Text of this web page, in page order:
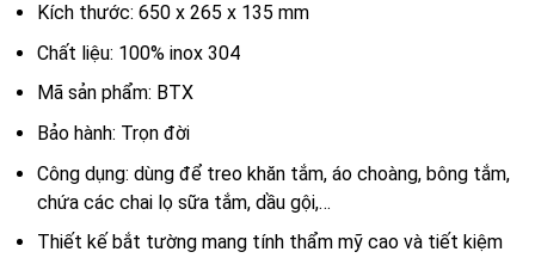
Kích thước: 650 x 265 x 135 mm
Chất liệu: 100% inox 304
Mã sản phẩm: BTX
Bảo hành: Trọn đời
Công dụng: dùng để treo khăn tắm, áo choàng, bông tắm,
chứa các chai lọ sữa tắm, dầu gội,…
Thiết kế bắt tường mang tính thẩm mỹ cao và tiết kiệm